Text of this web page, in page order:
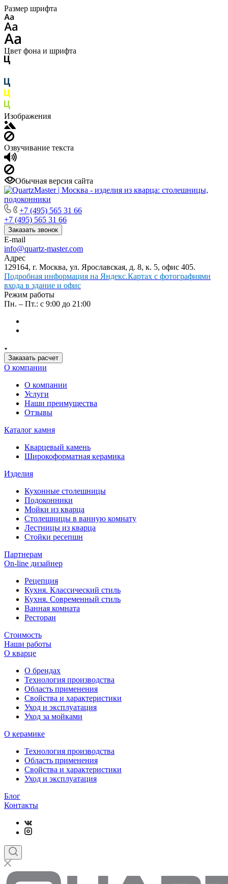
Размер шрифта
Цвет фона и шрифта
Изображения
Озвучивание текста
Обычная версия сайта
+7 (495) 565 31 66
+7 (495) 565 31 66
Заказать звонок
E-mail
info@quartz-master.com
Адрес
129164, г. Москва, ул. Ярославская, д. 8, к. 5, офис 405.
Подробная информация на Яндекс.Картах с фотографиями
входа в здание и офис
Режим работы
Пн. – Пт.: с 9:00 до 21:00
Заказать расчет
О компании
О компании
Услуги
Наши преимущества
Отзывы
Каталог камня
Кварцевый камень
Широкоформатная керамика
Изделия
Кухонные столешницы
Подоконники
Мойки из кварца
Столешницы в ванную комнату
Лестницы из кварца
Стойки ресепшн
Партнерам
On-line дизайнер
Рецепция
Кухня. Классический стиль
Кухня. Современный стиль
Ванная комната
Ресторан
Стоимость
Наши работы
О кварце
О брендах
Технология производства
Область применения
Свойства и характеристики
Уход и эксплуатация
Уход за мойками
О керамике
Технология производства
Область применения
Свойства и характеристики
Уход и эксплуатация
Блог
Контакты